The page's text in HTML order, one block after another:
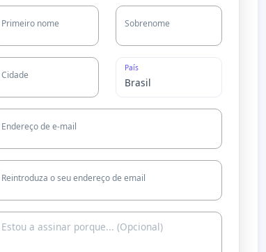
Primeiro nome Sobrenome
Cidade
País
Endereço de e-mail
Reintroduza o seu endereço de email